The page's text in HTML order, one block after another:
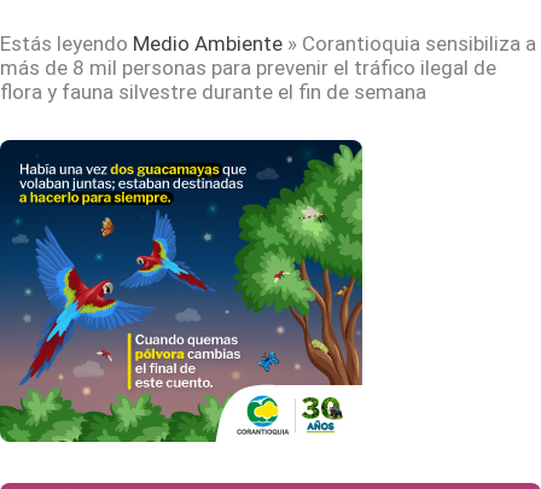
Estás leyendo Medio Ambiente » Corantioquia sensibiliza a
más de 8 mil personas para prevenir el tráfico ilegal de
flora y fauna silvestre durante el fin de semana